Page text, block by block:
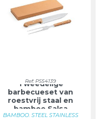
Ref: PS54139
Tweedelige
barbecueset van
roestvrij staal en
bamboe Salsa
BAMBOO. STEEL STAINLESS